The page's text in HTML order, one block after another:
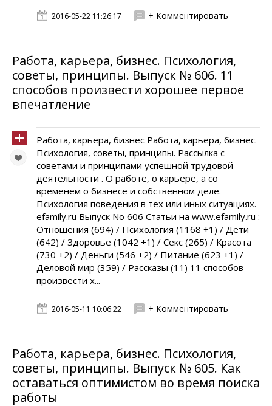
2016-05-22 11:26:17 + Комментировать
Работа, карьера, бизнес. Психология,
советы, принципы. Выпуск № 606. 11
способов произвести хорошее первое
впечатление
Работа, карьера, бизнес Работа, карьера, бизнес.
Психология, советы, принципы. Рассылка с
советами и принципами успешной трудовой
деятельности . О работе, о карьере, а со
временем о бизнесе и собственном деле.
Психология поведения в тех или иных ситуациях.
efamily.ru Выпуск No 606 Статьи на www.efamily.ru :
Отношения (694) / Психология (1168 +1) / Дети
(642) / Здоровье (1042 +1) / Секс (265) / Красота
(730 +2) / Деньги (546 +2) / Питание (623 +1) /
Деловой мир (359) / Рассказы (11) 11 способов
произвести х...
2016-05-11 10:06:22 + Комментировать
Работа, карьера, бизнес. Психология,
советы, принципы. Выпуск № 605. Как
оставаться оптимистом во время поиска
работы